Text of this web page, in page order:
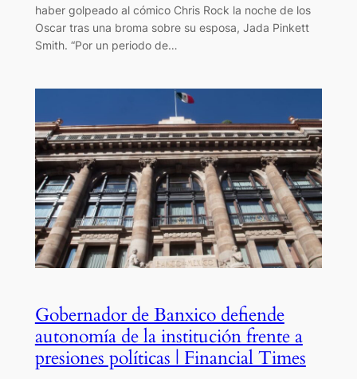
haber golpeado al cómico Chris Rock la noche de los
Oscar tras una broma sobre su esposa, Jada Pinkett
Smith. “Por un periodo de…
Gobernador de Banxico defiende
autonomía de la institución frente a
presiones políticas | Financial Times